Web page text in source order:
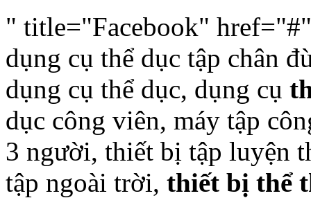
" title="Facebook"
dụng cụ thể dục tập chân
dụng cụ thể dục, dụng cụ
dục công viên, máy tập
3 người, thiết bị tập luyện
tập ngoài trời, thiết bị thể